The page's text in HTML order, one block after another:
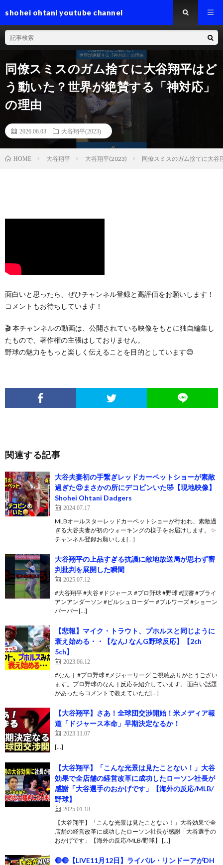
shohei ohtani youtube channel
同僚スミスのガム捨てに大谷翔平はど
う動いた？世界が絶賛する「神対応」
の理由
2026.06.03 大谷翔平(2023)
HOME 大谷翔平 大谷翔平(2023) 同僚スミスのガム捨てに大谷
面白いと思ったら、ぜひチャンネル登録と高評価をお願いします！
コメントもお待ちしています！
🎬 本チャンネルの動画は、公開されている映像をもとに独自編集し
たもので、著作権の主張はしておりません。
野球の魅力をもっと楽しく伝えることを目的としています😊
関連する記事
大谷夫妻初の手繋ぎレッドカーペットショーが素敵
過ぎた😍まさかの所にデコピンいた🤣【現地映像】
Shohei Ohtani Dadgers
2024.07.17
MLBオールスターレッドカーペットショーが行われ、素敵過
ぎる大谷夫妻が初のウォーキングの様子をお届けします。 ✨
チャンネル登録お願いしま[…]
大谷翔平の上品すぎる抗議に敵地放送局が思わず審
判批判を展開した瞬間
2025.07.12
#大谷翔平 #大谷 #ドジャース #プロ野球 #野球 #誤審 #ブライ
アンアンダーソン #ビルシュローダー #ブルワーズ #ショーン
バーバー[…]
【悲報】マイク・トラウト、プホルスと同じように
衰え始める・・【なんJ なんG野球反応】【2ch
5ch】
2023.06.12
#なんｊ #プロ野球 #メジャーリーグ ご視聴ありがとうござい
ます。プロ野球のなんｊ反応を紹介しています。 面白い話題
があったらコメントで教えていただ[…]
【大谷翔平】さあ！全球団交渉開始！米メディア報
道「ドジャース本命」早期決定なるか！
2023.11.07
[…]
【大谷翔平】「こんな光景は見たことない！」大谷
効果で全店舗の経営改革に成功したローソン社長が
感謝「大谷選手のおかげです」【海外の反応/MLB/
野球】
2025.01.18
【大谷翔平】「こんな光景は見たことない！」大谷効果で全
店舗の経営改革に成功したローソン社長が感謝「大谷選手の
おかげです」【海外の反応/MLB/野球】 […]
🔴🔴【LIVE11月12日】ライバル・リンドーアがDH